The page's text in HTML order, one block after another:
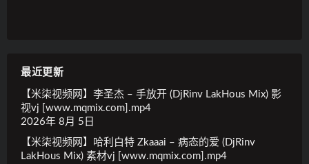
最近更新
【米柒视频网】李圣杰 – 手放开 (DjRinv LakHous Mix) 影
视vj [www.mqmix.com].mp4
2026年 8月 5日
【米柒视频网】哈利白特 Zkaaai – 病态的爱 (DjRinv
LakHous Mix) 素材vj [www.mqmix.com].mp4